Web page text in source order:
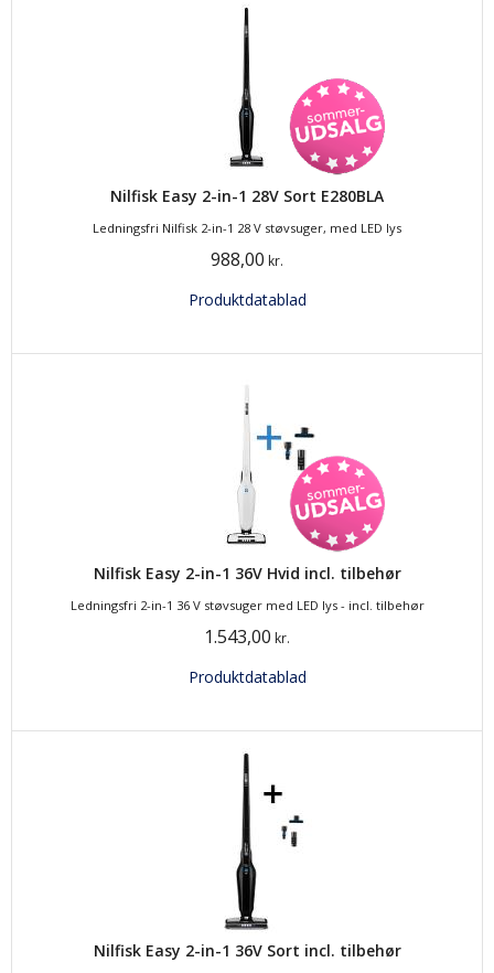
Nilfisk Easy 2-in-1 28V Sort E280BLA
Ledningsfri Nilfisk 2-in-1 28 V støvsuger, med LED lys
988,00 kr.
Produktdatablad
Nilfisk Easy 2-in-1 36V Hvid incl. tilbehør
Ledningsfri 2-in-1 36 V støvsuger med LED lys - incl. tilbehør
1.543,00 kr.
Produktdatablad
Nilfisk Easy 2-in-1 36V Sort incl. tilbehør